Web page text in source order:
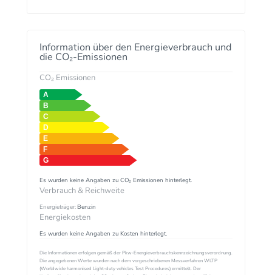
Information über den Energieverbrauch und
die CO₂-Emissionen
CO₂ Emissionen
Es wurden keine Angaben zu CO₂ Emissionen hinterlegt.
Verbrauch & Reichweite
Energieträger:Benzin
Energiekosten
Es wurden keine Angaben zu Kosten hinterlegt.
Die Informationen erfolgen gemäß der Pkw-Energieverbrauchskennzeichnungsverordnung.
Die angegebenen Werte wurden nach dem vorgeschriebenen Messverfahren WLTP
(Worldwide harmonised Light-duty vehicles Test Procedures) ermittelt. Der